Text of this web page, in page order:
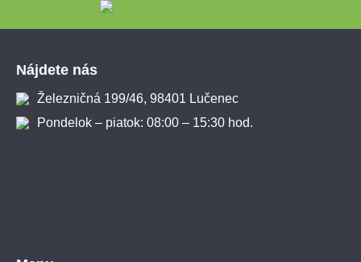
Nájdete nás
Železničná 199/46, 98401 Lučenec
Pondelok – piatok: 08:00 – 15:30 hod.